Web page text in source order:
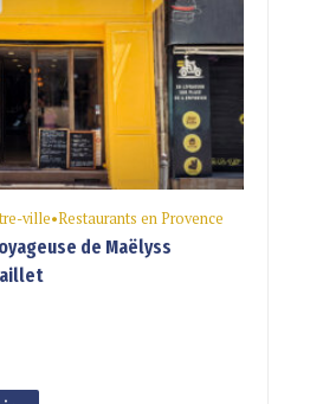
ville•Restaurants en Provence
de Maëlyss